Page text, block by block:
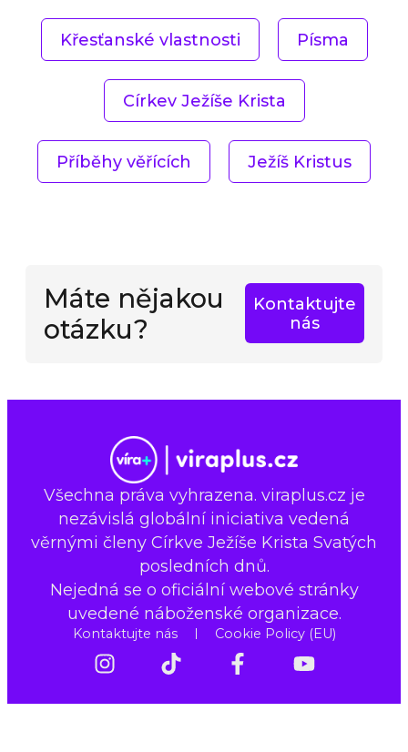
Křesťanské vlastnosti Písma
Církev Ježíše Krista
Příběhy věřících Ježíš Kristus
Máte nějakou
otázku?
Kontaktujte
nás
Všechna práva vyhrazena. viraplus.cz je
nezávislá globální iniciativa vedená
věrnými členy Církve Ježíše Krista Svatých
posledních dnů.
Nejedná se o oficiální webové stránky
uvedené náboženské organizace.
Kontaktujte nás Cookie Policy (EU)